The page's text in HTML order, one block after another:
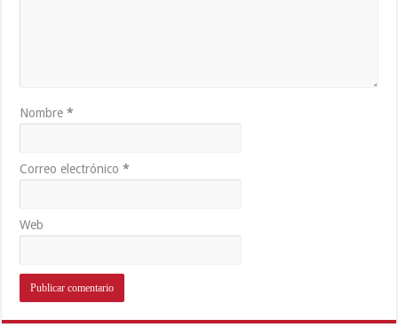
Nombre*
Correo electrónico*
Web